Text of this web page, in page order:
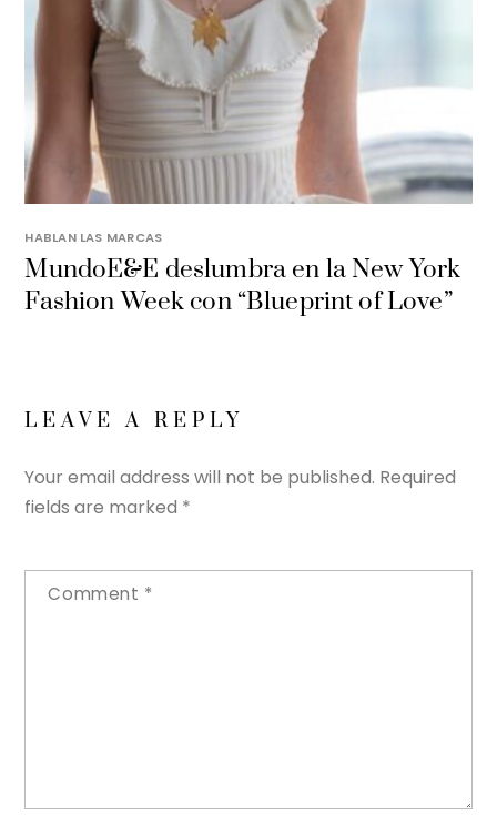
HABLAN LAS MARCAS
MundoE&E deslumbra en la New York
Fashion Week con “Blueprint of Love”
LEAVE A REPLY
Your email address will not be published. Required
fields are marked *
Comment *